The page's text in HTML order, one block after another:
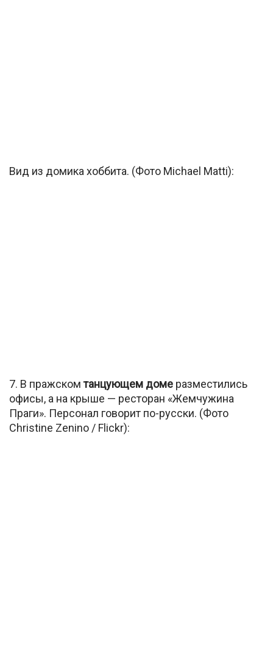
Вид из домика хоббита. (Фото Michael Matti):
7. В пражскомтанцующем доме разместились
офисы, а на крыше — ресторан «Жемчужина
Праги». Персонал говорит по-русски. (Фото
Christine Zenino / Flickr):